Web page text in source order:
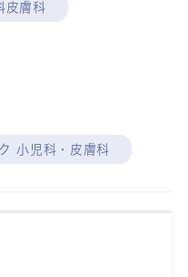
皮膚科
小児科・皮膚科